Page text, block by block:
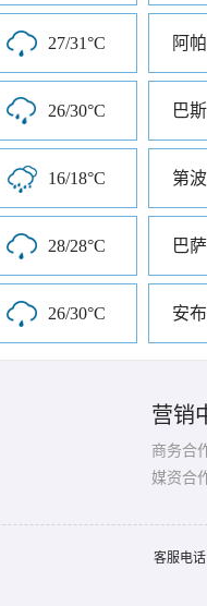
27/31°C 阿
26/30°C 巴
16/18°C 第
28/28°C 巴
26/30°C 安
营销
商务合
媒资合
客服电